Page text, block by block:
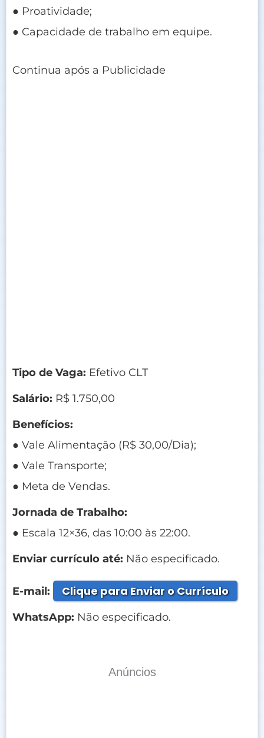
● Proatividade;
● Capacidade de trabalho em equipe.
Continua após a Publicidade
Tipo de Vaga: Efetivo CLT
Salário: R$ 1.750,00
Benefícios:
● Vale Alimentação (R$ 30,00/Dia);
● Vale Transporte;
● Meta de Vendas.
Jornada de Trabalho:
● Escala 12×36, das 10:00 às 22:00.
Enviar currículo até: Não especificado.
E-mail: Clique para Enviar o Currículo
WhatsApp: Não especificado.
Anúncios